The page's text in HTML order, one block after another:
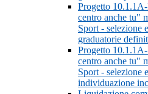
Progetto
centro anche tu"
Sport - selezione
graduatorie
Progetto
centro anche tu"
Sport - selezione
individuazione